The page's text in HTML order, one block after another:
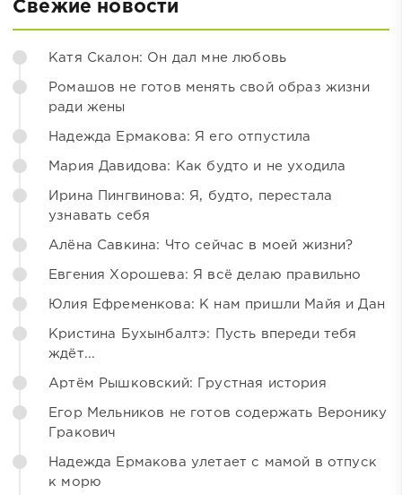
Свежие новости
Катя Скалон: Он дал мне любовь
Ромашов не готов менять свой образ жизни
ради жены
Надежда Ермакова: Я его отпустила
Мария Давидова: Как будто и не уходила
Ирина Пингвинова: Я, будто, перестала
узнавать себя
Алёна Савкина: Что сейчас в моей жизни?
Евгения Хорошева: Я всё делаю правильно
Юлия Ефременкова: К нам пришли Майя и Дан
Кристина Бухынбалтэ: Пусть впереди тебя
ждёт...
Артём Рышковский: Грустная история
Егор Мельников не готов содержать Веронику
Гракович
Надежда Ермакова улетает с мамой в отпуск
к морю